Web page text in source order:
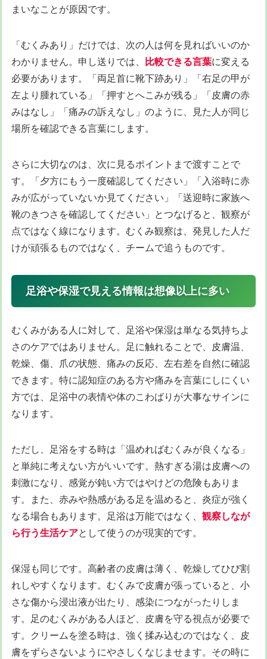
まいなことが原因です。
「むくみあり」だけでは、次の人は何を見ればいいのか
わかりません。申し送りでは、
比較できる言葉に変える
必要があります。「両足首に靴下跡あり」「右足の甲が
左より腫れている」「押すとへこみが残る」「皮膚の赤
みはなし」「痛みの訴えなし」のように、見た人が同じ
場所を確認できる言葉にします。
さらに大切なのは、次に見るポイントまで渡すことで
す。「夕方にもう一度確認してください」「入浴時に赤
みが広がっていないか見てください」「送迎時に家族へ
靴のきつさを確認してください」とつなげると、観察が
点ではなく線になります。むくみ観察は、発見した人だ
けが頑張るものではなく、チームで追うものです。
足浴や保湿で見える情報は想像以上に多い
むくみがある人に対して、足浴や保湿は単なる気持ちよ
さのケアではありません。足に触れることで、皮膚温、
乾燥、傷、爪の状態、痛みの反応、左右差を自然に確認
できます。特に認知症のある方や痛みを言葉にしにくい
方では、足浴中の表情や体のこわばりが大事なサインに
なります。
ただし、足浴をする時は「温めればむくみが良くなる」
と単純に考えない方がいいです。熱すぎる湯は皮膚への
刺激になり、感覚が鈍い方ではやけどの危険もありま
す。また、赤みや熱感がある足を温めると、炎症が強く
なる場合もあります。足浴は万能ではなく、 観察しなが
ら行う生活ケアとして使うのが現実的です。
保湿も同じです。高齢者の皮膚は薄く、乾燥してひび割
れしやすくなります。むくみで皮膚が張っていると、小
さな傷から浸出液が出たり、感染につながったりしま
す。足のむくみがある人ほど、皮膚を守る視点が必要で
す。クリームを塗る時は、強く揉み込むのではなく、皮
膚をずらさないようにやさしくなじませます。その時に